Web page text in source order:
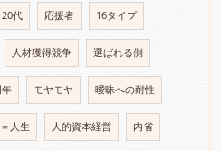
20代 応援者 16タイプ
人材獲得競争 選ばれる側
年 モヤモヤ 曖昧への耐性
人生 人的資本経営 内省